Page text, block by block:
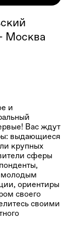
Москва
и
Вас ждут
выдающиеся
крупных
сферы
молодым
ориентиры
своего
своими